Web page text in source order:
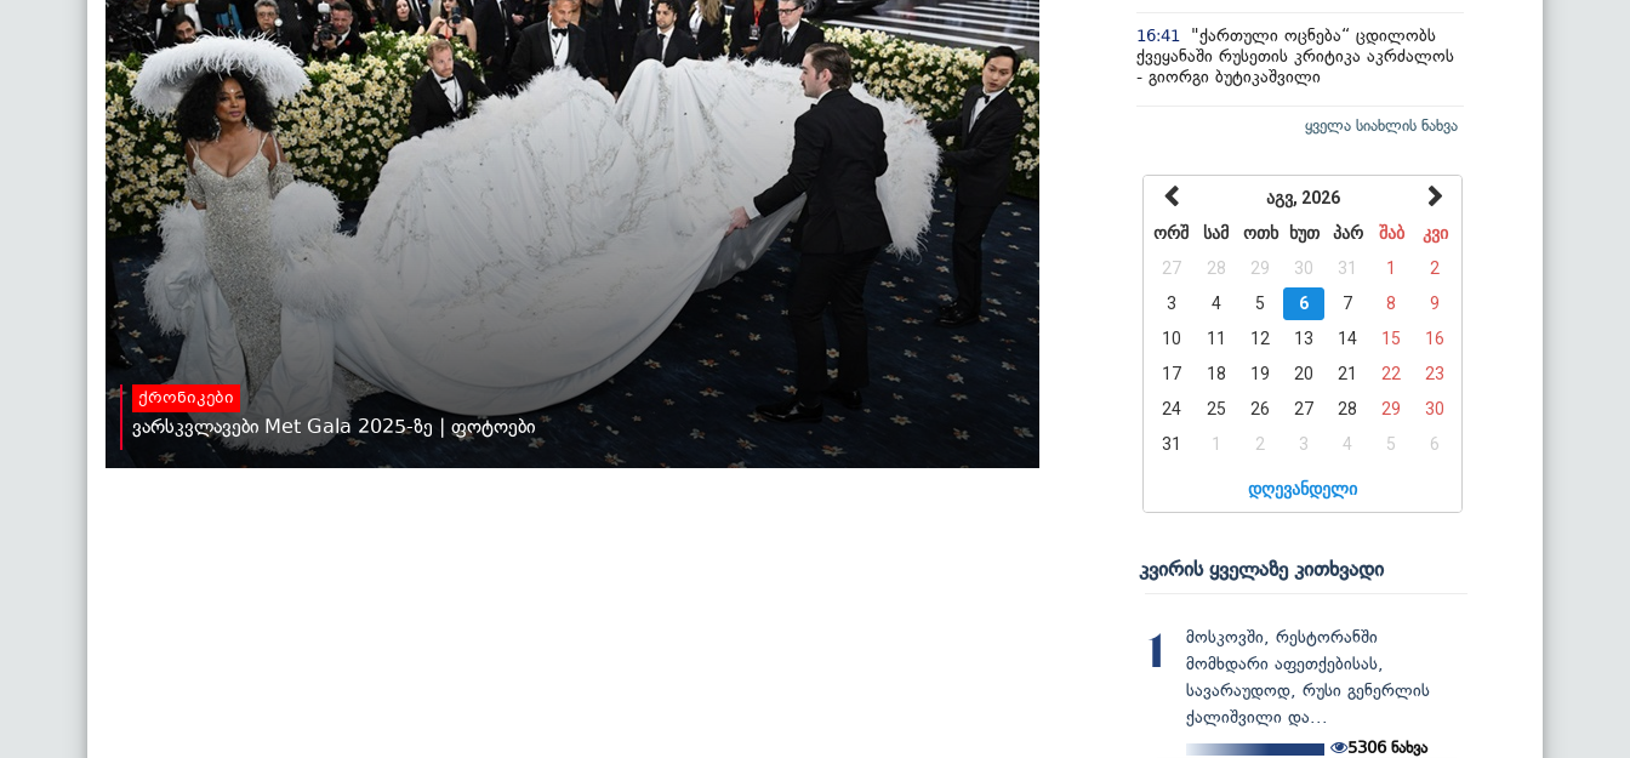
ქრონიკები
ვარსკვლავები Met Gala 2025-ზე | ფოტოები
16:41
"ქართული ოცნება“ ცდილობს
ქვეყანაში რუსეთის კრიტიკა აკრძალოს
- გიორგი ბუტიკაშვილი
ყველა სიახლის ნახვა
აგვ, 2026
ორშ
სამ ოთხ ხუთ პარ შაბ
კვი
27
28 29 30 31 1
2
3
4 5 6 7 8
9
10
11 12 13 14 15
16
17
18 19 20 21 22
23
24
25 26 27 28 29
30
31
1 2 3 4 5 6
დღევანდელი
კვირის ყველაზე კითხვადი
1
მოსკოვში, რესტორანში
მომხდარი აფეთქებისას,
სავარაუდოდ, რუსი გენერლის
ქალიშვილი და...
5306ნახვა